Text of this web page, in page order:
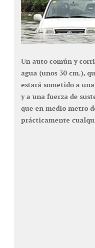
Un auto común y
agua (unos 30 cm.),
estará sometido a
y a una fuerza de
que en medio metro
prácticamente